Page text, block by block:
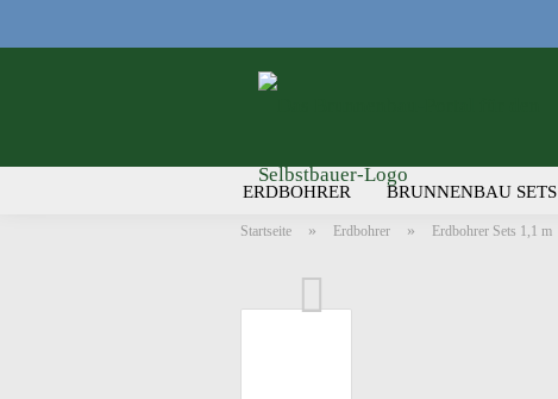
ERDBOHRER BRUNNENBAU SETS
ZUBEHÖR
Startseite » Erdbohrer » Erdbohrer Sets 1,1 m